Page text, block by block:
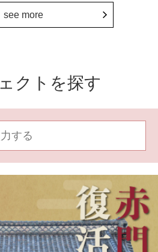
see more
クトを探す